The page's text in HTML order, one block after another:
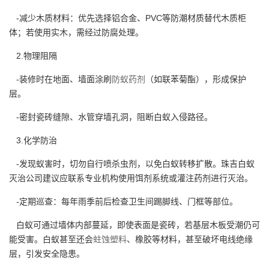
-减少木质材料：优先选择铝合金、PVC等防潮材质替代木质柜
体；若使用实木，需经过防腐处理。
2.物理阻隔
-装修时在地面、墙面涂刷 防蚁药剂
（如联苯菊酯），形成保护
层。
-密封瓷砖缝隙、水管穿墙孔洞，阻断白蚁入侵路径。
3.化学防治
-发现蚁害时，切勿自行喷杀虫剂，以免白蚁转移扩散。珠吉白蚁
灭治公司建议应联系专业机构使用饵剂系统或灌注药剂进行灭治。
-定期巡查：每年雨季前后检查卫生间踢脚线、门框等部位。
白蚁可通过墙体内部蔓延，即使表面是瓷砖，若基层木板受潮仍可
能受害。白蚁甚至还会蛀蚀塑料、橡胶等材料，甚至破坏电线绝缘
层，引发安全隐患。